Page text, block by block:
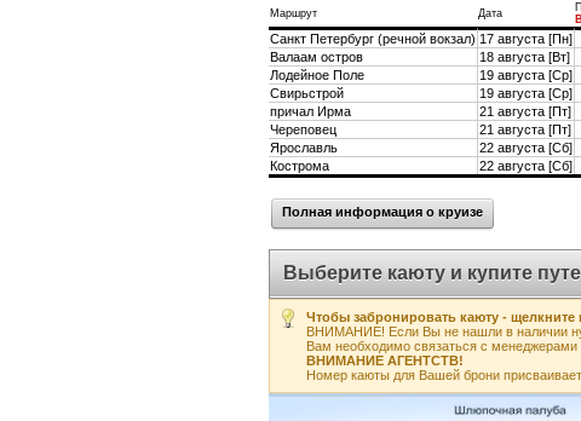
Маршрут Дата
Санкт Петербург (речной вокзал) 17 августа [Пн]
Валаам остров
18 августа [Вт]
Лодейное Поле
19 августа [Ср]
Свирьстрой
19 августа [Ср]
причал Ирма
21 августа [Пт]
Череповец
21 августа [Пт]
Ярославль
22 августа [Сб]
Кострома
22 августа [Сб]
Полная информация о круизе
Выберите каюту и купите
Чтобы забронировать каюту - щелкните
ВНИМАНИЕ! Если Вы не нашли в наличии
Вам необходимо связаться с менеджерами
ВНИМАНИЕ АГЕНТСТВ!
Номер каюты для Вашей брони